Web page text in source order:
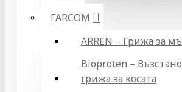
FARCOM
ARREN – Грижа за
Bioproten –
грижа за косата